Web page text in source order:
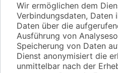
Wir ermöglichen dem
Verbindungsdaten, Daten
Daten über die
Ausführung von
Speicherung von Daten
Dienst anonymisiert die
unmittelbar nach der